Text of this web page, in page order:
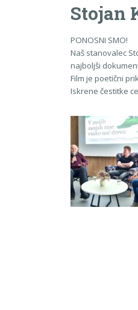
Stojan
PONOSNI SMO!
Naš stanovalec
najboljši
Film je poetični
Iskrene čestitke